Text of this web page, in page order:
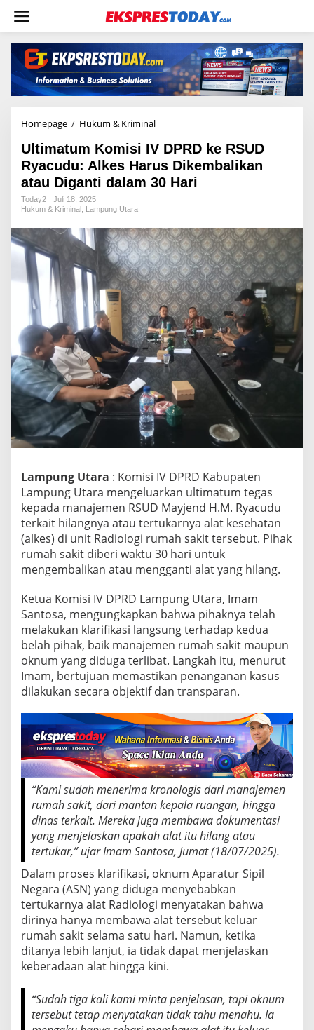
w
Homepage / Hukum & Kriminal
t
m
a
K
o
m
i
s
i
I
V
D
P
R
D
k
e
R
D
y
a
c
u
d
u
:
A
e
s
H
a
u
s
D
k
e
m
b
a
l
i
k
a
n
a
t
a
u
D
i
g
a
n
t
i
a
l
a
Ultimatum Komisi IV DPRD ke RSUD
Ryacudu: Alkes Harus Dikembalikan
atau Diganti dalam 30 Hari
Today2
Juli 18, 2025
Hukum & Kriminal , Lampung Utara
Lampung Utara : Komisi IV DPRD Kabupaten
Lampung Utara mengeluarkan ultimatum tegas
kepada manajemen RSUD Mayjend H.M. Ryacudu
terkait hilangnya atau tertukarnya alat kesehatan
(alkes) di unit Radiologi rumah sakit tersebut. Pihak
rumah sakit diberi waktu 30 hari untuk
mengembalikan atau mengganti alat yang hilang.
Ketua Komisi IV DPRD Lampung Utara, Imam
Santosa, mengungkapkan bahwa pihaknya telah
melakukan klarifikasi langsung terhadap kedua
belah pihak, baik manajemen rumah sakit maupun
oknum yang diduga terlibat. Langkah itu, menurut
Imam, bertujuan memastikan penanganan kasus
dilakukan secara objektif dan transparan.
“Kami sudah menerima kronologis dari manajemen
rumah sakit, dari mantan kepala ruangan, hingga
dinas terkait. Mereka juga membawa dokumentasi
yang menjelaskan apakah alat itu hilang atau
tertukar,” ujar Imam Santosa, Jumat (18/07/2025).
Dalam proses klarifikasi, oknum Aparatur Sipil
Negara (ASN) yang diduga menyebabkan
tertukarnya alat Radiologi menyatakan bahwa
dirinya hanya membawa alat tersebut keluar
rumah sakit selama satu hari. Namun, ketika
ditanya lebih lanjut, ia tidak dapat menjelaskan
keberadaan alat hingga kini.
“Sudah tiga kali kami minta penjelasan, tapi oknum
tersebut tetap menyatakan tidak tahu menahu. Ia